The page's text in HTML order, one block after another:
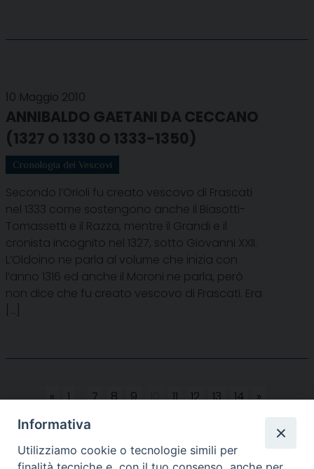
10 Maggio 2010
ANNIBALDO GAETANI DA CECCANO
(1327 O 1330 O 1333-1350)
Cronologia dei Vescovi
Secondo l’Orioli fu creato vescovo di Frascati
nel 1333 come sostengono anche il Biasotti-
Tomassetti e il Razza, mentre il Grandi e il
cronista incognito nel 1327, sotto Giovanni XXII.
L’Oldoino ne parla al volume che inizia con
l’anno 1316 ed anche il Moroni ne parla, però
non dice che fu creato vescovo di Frascati. Era
« 1 ... 7 8 9 10 11 12 13 14
»
Informativa
Utilizziamo cookie o tecnologie simili per